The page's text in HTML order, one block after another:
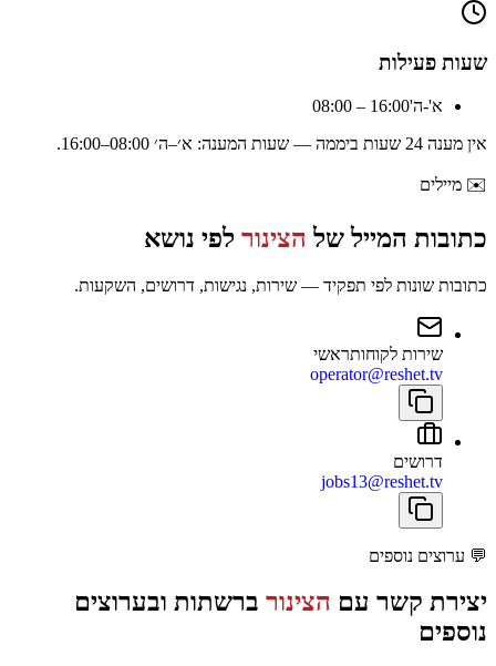
שעות פעילות
א'-ה'08:00 – 16:00
אין מענה 24 שעות ביממה — שעות המענה:
א׳–ה׳ 08:00–16:00 .
✉️ מיילים
כתובות המייל של הצינור לפי נושא
כתובות שונות לפי תפקיד — שירות, נגישות, דרושים, השקעות.
שירות לקוחותראשי
operator@reshet.tv
דרושים
jobs13@reshet.tv
💬 ערוצים נוספים
יצירת קשר עם הצינור ברשתות ובערוצים
נוספים